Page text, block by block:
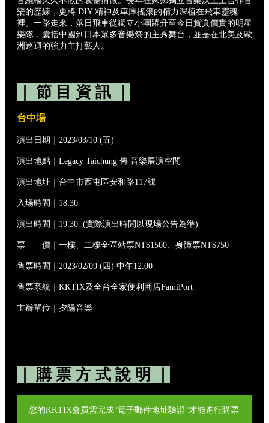
樂的歷練，更將 DIY 精神及車庫搖滾的精力深植在飛車靈魂
裡。一路走來，落日飛車從獨立小團躍升至今日貨真價實的明星
樂隊，囊括中國到日本眾多音樂祭的主秀舞台，並是在北美及歐
洲巡迴的強力主打藝人。
｜ 節 目 資 訊 ｜
台中場
演出日期｜2023/03/10 (五)
演出地點｜Legacy Taichung 傳 音樂展演空間
演出地址｜台中市西屯區安和路117號
入場時間｜18:30
演出時間｜19:30 (實際演出時間以現場公告為準)
票 價｜一樓、二樓全區站票NT$1500、身障票NT$750
售票時間｜2023/02/09 (四) 中午12:00
售票系統｜KKTIX及全台全家便利商店FamiPort
主辦單位｜夕陽音樂
｜ 購 票 方 式 說 明 ｜
您的KKTIX會員需完成"電子郵件地址驗證"才能進行購票